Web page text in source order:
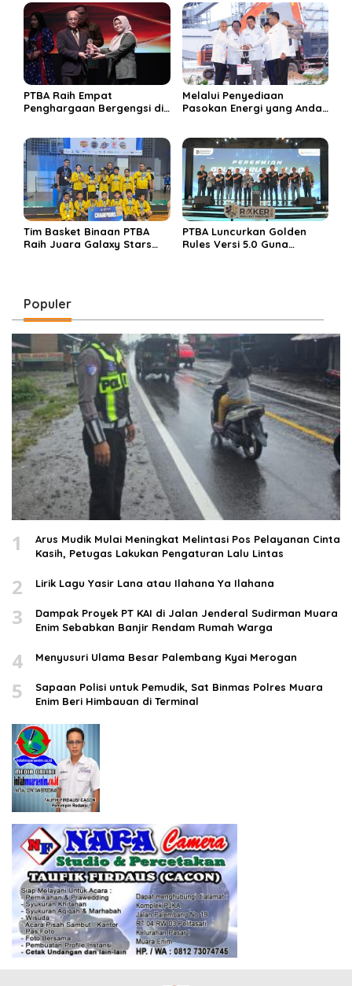
PTBA Raih Empat
Penghargaan Bergengsi di
Bangun Komunikasi
Kredibel dan Bernilai
Melalui Penyediaan
Pasokan Energi yang Andal
Bauksit
Tim Basket Binaan PTBA
Raih Juara Galaxy Stars
PTBA Luncurkan Golden
Rules Versi 5.0 Guna
Populer
1
Arus Mudik Mulai Meningkat Melintasi Pos Pelayanan Cinta
Kasih, Petugas Lakukan Pengaturan Lalu Lintas
2 Lirik Lagu Yasir Lana atau Ilahana Ya Ilahana
3
Dampak Proyek PT KAI di Jalan Jenderal Sudirman Muara
Enim Sebabkan Banjir Rendam Rumah Warga
4 Menyusuri Ulama Besar Palembang Kyai Merogan
5
Sapaan Polisi untuk Pemudik, Sat Binmas Polres Muara
Enim Beri Himbauan di Terminal